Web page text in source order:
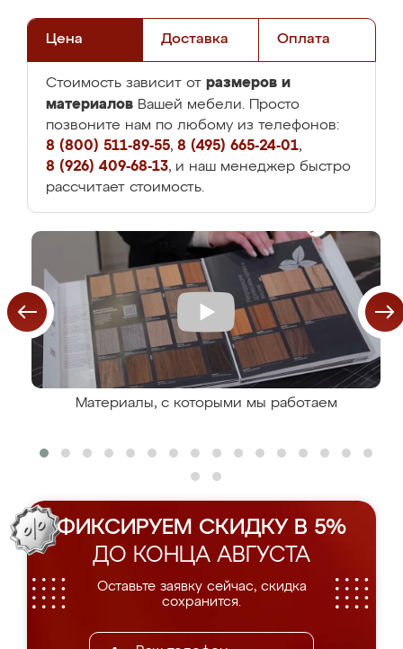
Цена Доставка Оплата
Стоимость зависит от размеров и
материалов Вашей мебели. Просто
позвоните нам по любому из телефонов:
8 (800) 511-89-55, 8 (495) 665-24-01,
8 (926) 409-68-13, и наш менеджер быстро
рассчитает стоимость.
Материалы, с которыми мы работаем
ФИКСИРУЕМ СКИДКУ В 5%
ДО КОНЦА АВГУСТА
Оставьте заявку сейчас, скидка
сохранится.